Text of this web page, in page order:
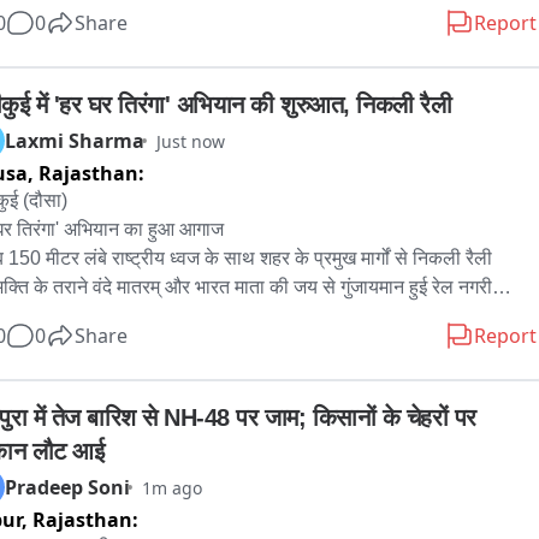
कि क्षतिग्रस्त सड़कें, अंधेरे वाले मार्ग और जलभराव के कारण आमजन को
निर्देश जारी कर जनहित में विकास कार्य जल्द शुरू कराने की मांग की。
0 Share Report
में 'हर घर तिरंगा' अभियान की शुरुआत, निकली रैली
Laxmi Sharma Just now
Rajasthan:
(दौसा)
तिरंगा' अभियान का हुआ आगाज
150 मीटर लंबे राष्ट्रीय ध्वज के साथ शहर के प्रमुख मार्गों से निकली रैली
के तराने वंदे मातरम् और भारत माता की जय से गुंजायमान हुई रेल नगरी
भागचंद सैनी टांकड़ा के नेतृत्व में निकली रैली में छात्रों, युवाओं और आमजन ने
के सामाजिक, धार्मिक, व्यापारिक सहित विभिन्न संगठनों ने किया पुष्प वर्षा कर
पदार्थ देकर तिरंगा रैली का कर रहे स्वागत
पर जिला उपाध्यक्ष सोमेश विजय, नगर अध्यक्ष देवेन्द्र शर्मा, संतोष बडा़या,
भदौरिया
0 Share Report
में तेज बारिश से NH-48 पर जाम; किसानों के चेहरों पर
लौट आई
Pradeep Soni 1m ago
Rajasthan: